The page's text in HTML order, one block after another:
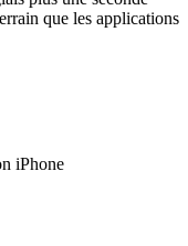
que les applications
iPhone